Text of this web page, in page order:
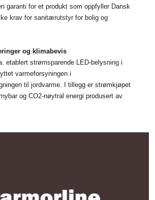
garanti for et produkt som oppfyller Dansk
krav for sanitærutstyr for bolig og
og klimabevis
etablert strømsparende LED-belysning i
varmeforsyningen i
til jordvarme. I tillegg er strømkjøpet
og CO2-nøytral energi produsert av